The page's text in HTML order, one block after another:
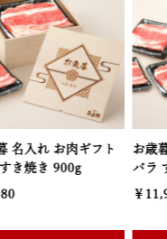
お歳暮 名入れ お肉ギフト
バラ すき焼き 1200g
￥11,980